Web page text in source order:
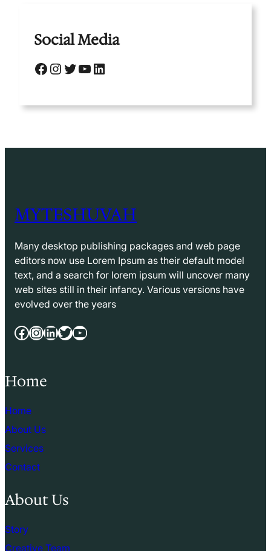
Social Media
Facebook Instagram Twitter YouTube LinkedIn
MYTESHUVAH
Many desktop publishing packages and web page
editors now use Lorem Ipsum as their default model
text, and a search for lorem ipsum will uncover many
web sites still in their infancy. Various versions have
evolved over the years
Facebook InstagramLinkedIn Twitter YouTube
Home
Home
About Us
Services
Contact
About Us
Story
Creative Team